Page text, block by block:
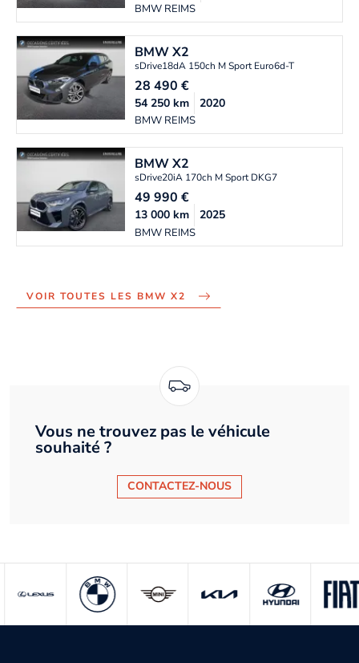
BMW REIMS
BMWX2
sDrive18dA 150ch M Sport Euro6d-T
28 490€
BMW REIMS
54 250km 2020
BMWX2
sDrive20iA 170ch M Sport DKG7
49 990€
BMW REIMS
13 000km 2025
VOIR TOUTES LES BMW X2
Vous ne trouvez pas le véhicule
souhaité ?
CONTACTEZ-NOUS